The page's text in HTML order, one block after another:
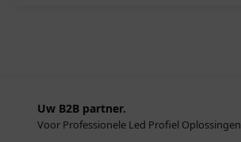
Uw B2B partner.
Voor Professionele Led Profiel Oplossingen